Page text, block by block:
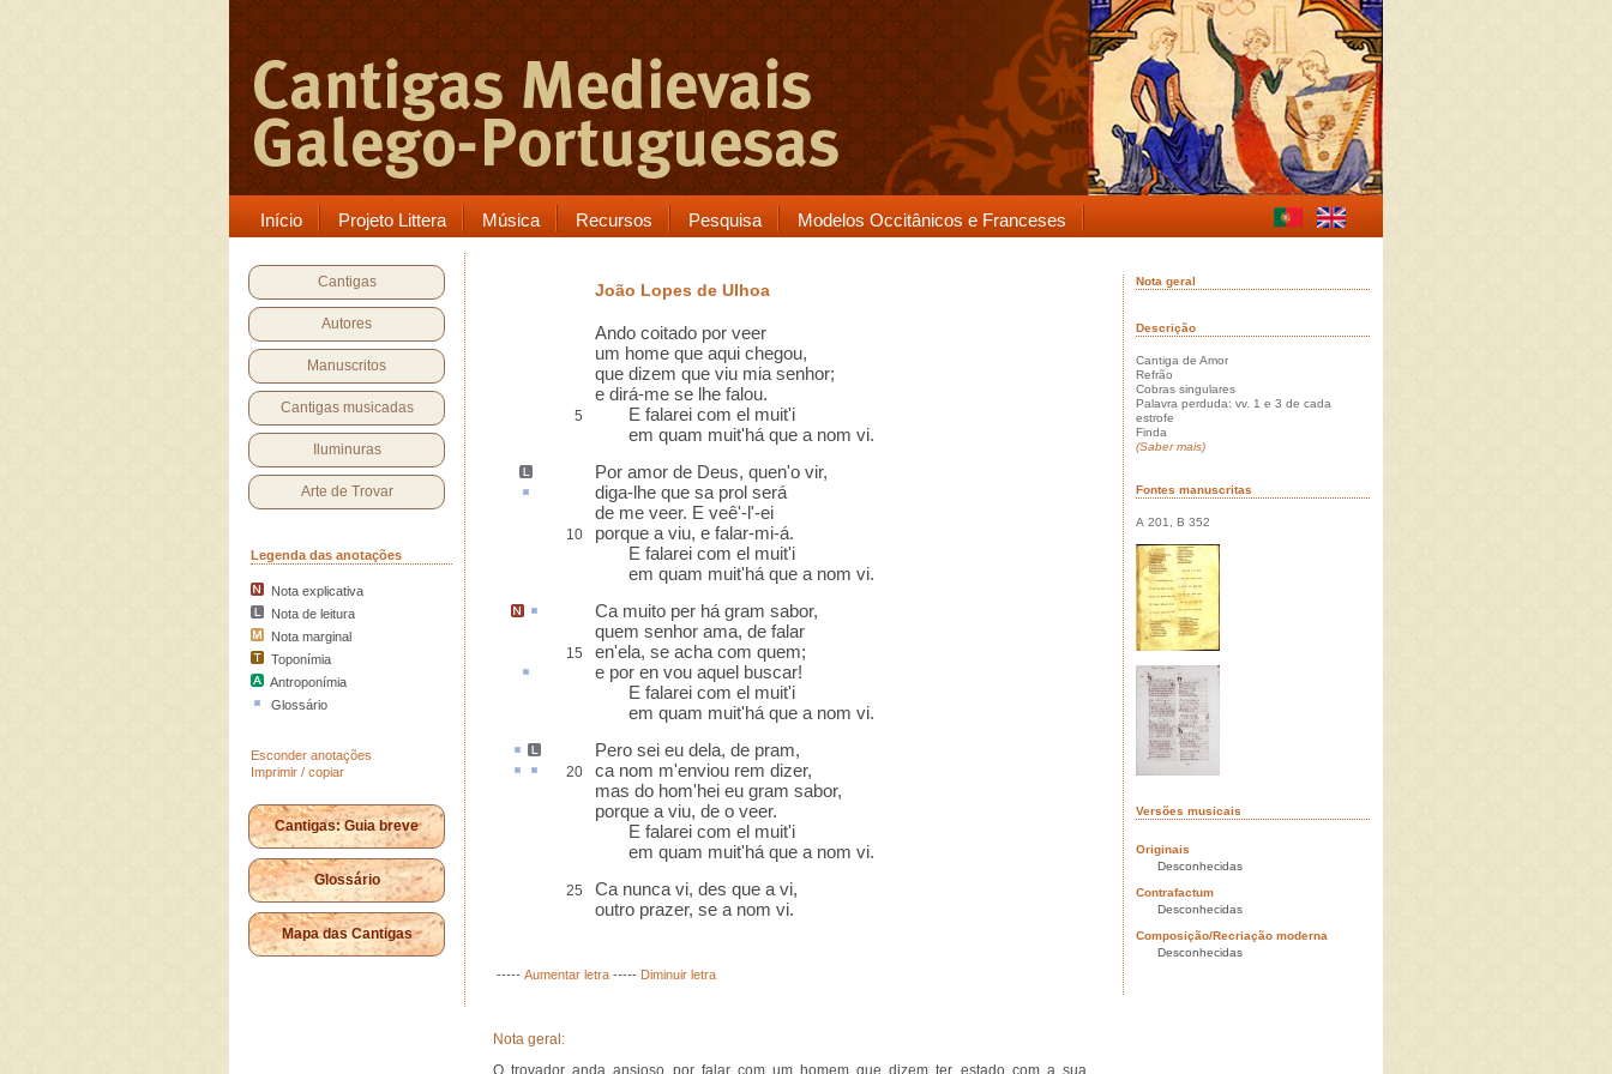
Início Projeto Littera Música Recursos Pesquisa Modelos Occitânicos e Franceses
Cantigas
Autores
Manuscritos
Cantigas musicadas
Iluminuras
Arte de Trovar
Legenda das anotações
Nota explicativa
Nota de leitura
Nota marginal
Toponímia
Antroponímia
Glossário
Esconder anotações
Imprimir / copiar
Cantigas: Guia breve
Glossário
Mapa das Cantigas
João Lopes de Ulhoa
Ando coitado por veer
um home que aqui chegou,
que dizem que viu mia senhor;
e dirá-me se lhe falou.
5
E falarei com el muit'i
em quam muit'há que a nom vi.
Por amor de Deus, quen'o vir,
diga-lhe que sa prol será
de me veer. E veê'-l'-ei
10
porque a viu, e falar-mi-á.
E falarei com el muit'i
em quam muit'há que a nom vi.
Ca muito per há gram sabor,
quem senhor ama, de falar
15
en'ela, se acha com quem;
e por en vou aquel buscar!
E falarei com el muit'i
em quam muit'há que a nom vi.
Pero sei eu dela, de pram,
20 ca nom m'enviou rem dizer,
mas do hom'hei eu gram sabor,
porque a viu, de o veer.
E falarei com el muit'i
em quam muit'há que a nom vi.
25
Ca nunca vi, des que a vi,
outro prazer, se a nom vi.
----- Aumentar letra ----- Diminuir letra
Nota geral:
O trovador anda ansioso por falar com um homem que dizem ter estado com a sua
Nota geral
Descrição
Cantiga de Amor
Refrão
Cobras singulares
Palavra perduda: vv. 1 e 3 de cada
estrofe
Finda
(Saber mais)
Fontes manuscritas
A 201, B 352
Versões musicais
Originais
Desconhecidas
Contrafactum
Desconhecidas
Composição/Recriação moderna
Desconhecidas